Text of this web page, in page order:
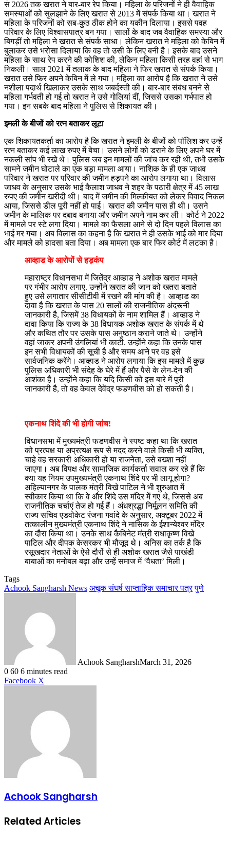
स 2026 तक खरात ने बार-बार रेप किया। महिला के परिजनों ने ही वैवाहिक
समस्याओं को सुलझाने के लिए खरात से 2013 में संपर्क किया था। खरात ने
महिला के परिजनों को सब-कुठ ठीक होने का यकीन दिलाया। इससे पवह
परिवार के लिए विश्वासपात्र बन गया। सालों के बाद जब वैवाहिक समस्या और
बिगड़ीं तो महिला ने खरात से संपर्क साधा। लेकिन खरात ने महिला को केबिन में
बुलाकर उसे भरोसा दिलाया कि वह तो उसी के लिए बनी है। इसके बाद उसने
महिला के साथ रेप करने की कोशिश की, लेकिन महिला किसी तरह वहां से भाग
निकली। साल 2021 में तलाक के बाद महिला ने फिर खरात से संपर्क किया।
खरात उसे फिर अपने केबिन में ले गया। महिला का आरोप है कि खरात ने उसे
नशीला पदार्थ खिलाकर उसके साथ जबर्दस्ती की। बार-बार संबंध बनने से
महिला गर्भवती हो गई तो खरात ने उसे गोलियां दीं, जिससे उसका गर्भपात हो
गया। इन सबके बाद महिला ने पुलिस से शिकायत की।
इमली के बीजों को रत्न बताकर लूटा
एक शिकायतकर्ता का आरोप है कि खरात ने इमली के बीजों को पॉलिश कर उन्हें
रत्न बताकर कई लाख रुपए में बेचा। उसने लोगों को डराने के लिए अपने घर में
नकली सांप भी रखे थे। पुलिस जब इन मामलों की जांच कर रही थी, तभी उसके
सामने जमीन घोटाले का एक बड़ा मामला आया। नाशिक के ही एक जाधव
परिवार ने खरात पर परिवार की जमीन हड़पने का आरोप लगाया था। विलास
जाधव के अनुसार उसके भाई कैलाश जाधव ने शहर के पठारी क्षेत्र में 45 लाख
रुपए की जमीन खरीदी थी। बाद में जमीन की मिल्कीयत को लेकर विवाद निकल
आया, जिससे डील पूरी नहीं हो पाई। खरात की जमीन पास ही थी। उसने
जमीन के मालिक पर दबाव बनाया और जमीन अपने नाम कर ली। कोर्ट ने 2022
में मामले पर स्टे लगा दिया। मामले का फैसला आने से दो दिन पहले विलास का
भाई मर गया। अब विलास का कहना है कि खरात ने ही उसके भाई को मार दिया
और मामले को हादसा बता दिया। अब मामला एक बार फिर कोर्ट में लटका है।
आव्हाड के आरोपों से हड़कंप
महाराष्ट्र विधानसभा में जितेंद्र आव्हाड ने अशोक खरात मामले
पर गंभीर आरोप लगाए. उन्होंने खरात की जान को खतरा बताते
हुए उसे लगातार सीसीटीवी में रखने की मांग की है। आव्हाड का
दावा है कि खरात के पास 20 सालों की राजनीतिक अंदरूनी
जानकारी है, जिसमें 38 विधायकों के नाम शामिल हैं। आव्हाड ने
दावा किया कि राज्य के 38 विधायक अशोक खरात के संपर्क में थे
और कथित तौर पर उसके पास अनुष्ठान कराने जाते थे। उन्होंने
वहां जाकर अपनी उंगलियां भी काटी. उन्होंने कहा कि उनके पास
इन सभी विधायकों की सूची है और समय आने पर वह इसे
सार्वजनिक करेंगे। आव्हाड ने आरोप लगाया कि इस मामले में कुछ
पुलिस अधिकारी भी संदेह के घेरे में हैं और पैसे के लेन-देन की
आशंका है। उन्होंने कहा कि यदि किसी को इस बारे में पूरी
जानकारी है, तो वह केवल देवेंद्र फडणवीस को हो सकती है।
एकनाथ शिंदे की भी होगी जांच!
विधानसभा में मुख्यमंत्री फडणवीस ने स्पष्ट कहा था कि खरात
को प्रत्यक्ष या अप्रत्यक्ष रूप से मदद करने वाले किसी भी व्यक्ति,
चाहे वह सरकारी अधिकारी हो या राजनेता, उसे बख्शा नहीं
जाएगा। अब विपक्ष और सामाजिक कार्यकर्ता सवाल कर रहे हैं कि
क्या यह नियम उपमुख्यमंत्री एकनाथ शिंदे पर भी लागू होगा?
अहिल्यानगर के पालक मंत्री विखे पाटिल ने भी शुरुआत में
स्वीकार किया था कि वे और शिंदे उस मंदिर में गए थे, जिससे अब
राजनीतिक चर्चाएं तेज हो गई हैं। अंधश्रद्धा निर्मूलन समिति की
राज्य सचिव एडवोकेट रंजना गवांदे के अनुसार, अक्टूबर 2022 में
तत्कालीन मुख्यमंत्री एकनाथ शिंदे ने नासिक के ईशान्येश्वर मंदिर
का दौरा किया था। उनके साथ कैबिनेट मंत्री राधाकृष्ण विखे
पाटिल और दीपक केसरकर भी मौजूद थे। अनिस का तर्क है कि
रसूखदार नेताओं के ऐसे दौरों से ही अशोक खरात जैसे पाखंडी
बाबाओं का मनोबल बढ़ा और उन्हें समाज में ‘वैधता’ मिली।
Tags
Achook Sangharsh News अचूक संघर्ष साप्ताहिक समाचार पत्र पुणे
Achook SangharshMarch 31, 2026
0 60 6 minutes read
Facebook X
Achook Sangharsh
Related Articles